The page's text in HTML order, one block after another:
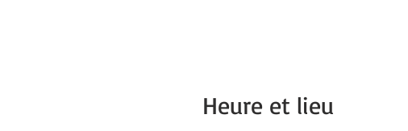
Heure et lieu